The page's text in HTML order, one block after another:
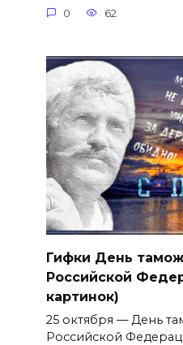
0 62
Гифки День
Российской
картинок)
25 октября — День
Российской